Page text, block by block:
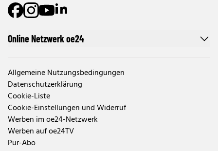
Online Netzwerk oe24
Allgemeine Nutzungsbedingungen
Datenschutzerklärung
Cookie-Liste
Cookie-Einstellungen und Widerruf
Werben im oe24-Netzwerk
Werben auf oe24TV
Pur-Abo